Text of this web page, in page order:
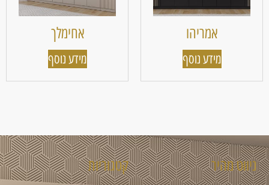
אמריהו
מידע נוסף
אחימלך
מידע נוסף
ניווט מהיר קטגוריות